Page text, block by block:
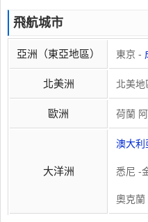
飛航城市
亞洲（東亞地區） 東京 -
北美洲 北美
歐洲 荷蘭
大洋洲
澳大利
悉尼 -
奧克蘭